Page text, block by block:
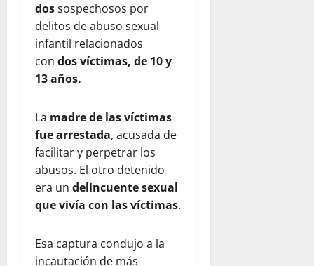
dossospechosos por
delitos de abuso sexual
infantil relacionados
con dos víctimas, de 10 y
13 años.
La madre de las víctimas
fue arrestada, acusada de
facilitar y perpetrar los
abusos. El otro detenido
era un delincuente sexual
que vivía con las víctimas.
Esa captura condujo a la
incautación de más